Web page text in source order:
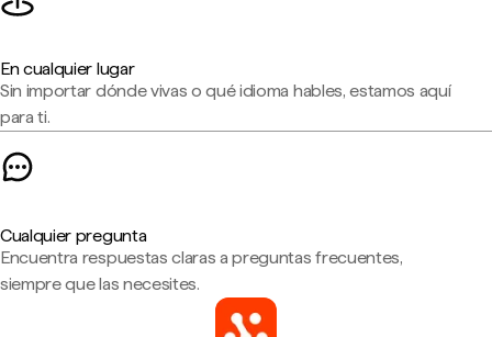
En cualquier lugar
Sin importar dónde vivas o qué idioma hables, estamos aquí
para ti.
Cualquier pregunta
Encuentra respuestas claras a preguntas frecuentes,
siempre que las necesites.